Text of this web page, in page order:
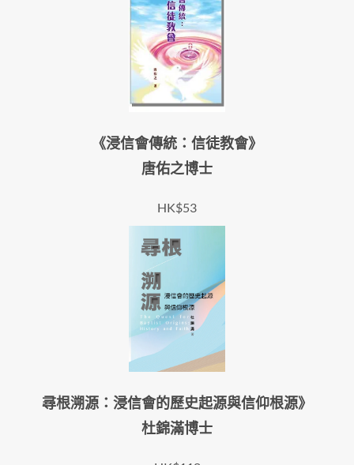
《浸信會傳統：信徒教會》
唐佑之博士
HK$53
尋根溯源：浸信會的歷史起源與信仰根源》
杜錦滿博士